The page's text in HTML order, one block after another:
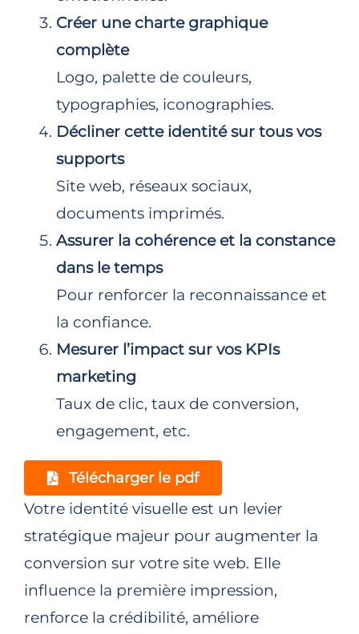
Créer une charte graphique
complète
Logo, palette de couleurs,
typographies, iconographies.
Décliner cette identité sur tous vos
supports
Site web, réseaux sociaux,
documents imprimés.
Assurer la cohérence et la constance
dans le temps
Pour renforcer la reconnaissance et
la confiance.
Mesurer l’impact sur vos KPIs
marketing
Taux de clic, taux de conversion,
engagement, etc.
Télécharger le pdf
Votre identité visuelle est un levier
stratégique majeur pour augmenter la
conversion sur votre site web. Elle
influence la première impression,
renforce la crédibilité, améliore